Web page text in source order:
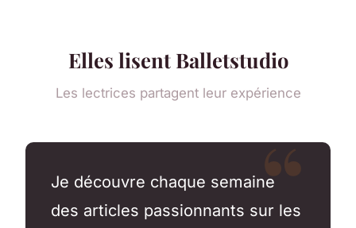
Elles lisent Balletstudio
Les lectrices partagent leur expérience
Je découvre chaque semaine
des articles passionnants sur les